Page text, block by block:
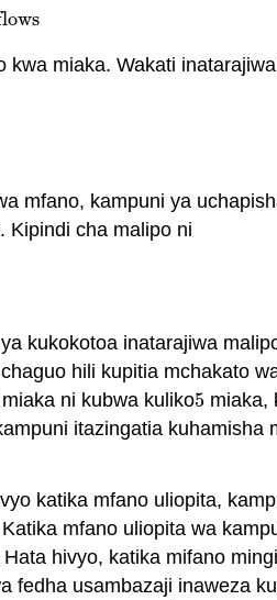
miaka. Wakati
Cash Flow
mfano, kampuni ya
. Kipindi cha malipo ni
kukokotoa inatarajiwa
hili kupitia mchakato
ni kubwa kuliko5
5 miaka,
itazingatia kuhamisha
katika mfano uliopita,
mfano uliopita wa
hivyo, katika mifano
fedha usambazaji inaweza